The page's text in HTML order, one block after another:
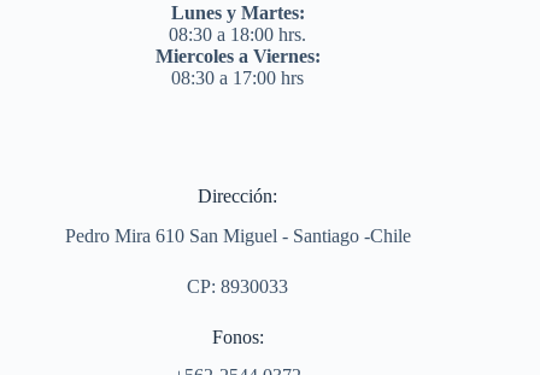
Lunes y Martes:
08:30 a 18:00 hrs.
Miercoles a Viernes:
08:30 a 17:00 hrs
Dirección:
Pedro Mira 610 San Miguel - Santiago -Chile
CP: 8930033
Fonos: